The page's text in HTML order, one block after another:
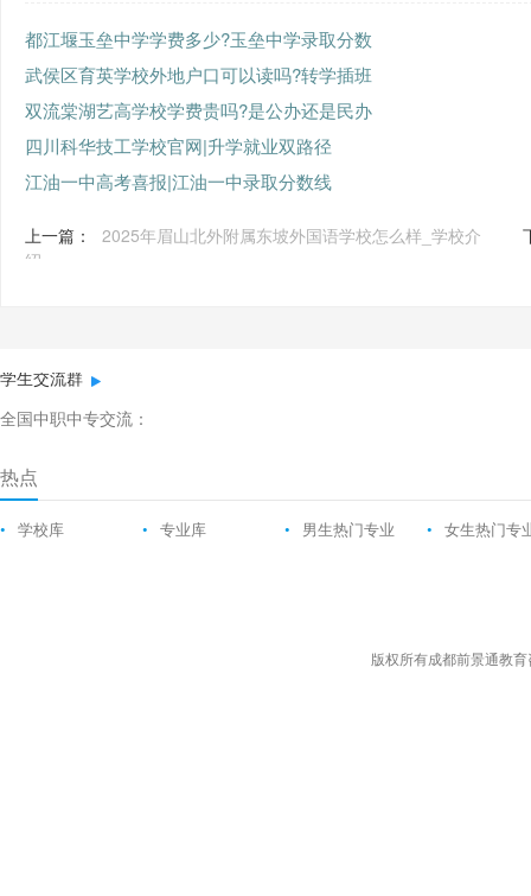
都江堰玉垒中学学费多少?玉垒中学录取分数
武侯区育英学校外地户口可以读吗?转学插班
双流棠湖艺高学校学费贵吗?是公办还是民办
四川科华技工学校官网|升学就业双路径
江油一中高考喜报|江油一中录取分数线
上一篇：
2025年眉山北外附属东坡外国语学校怎么样_学校介
绍
学生交流群
全国中职中专交流：
热点
• 学校库 • 专业库 • 男生热门专业 • 女生热门专
版权所有成都前景通教